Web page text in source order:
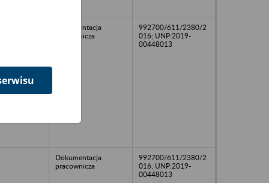
Dokumentacja
pracownicza
992700/611/2380/2
016; UNP:2019-
00448013
Dokumentacja
pracownicza
992700/611/2380/2
016; UNP:2019-
00448013